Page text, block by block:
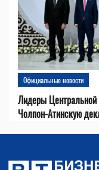
Официальные новости
Лидеры Центральной
Чолпон-Атинскую